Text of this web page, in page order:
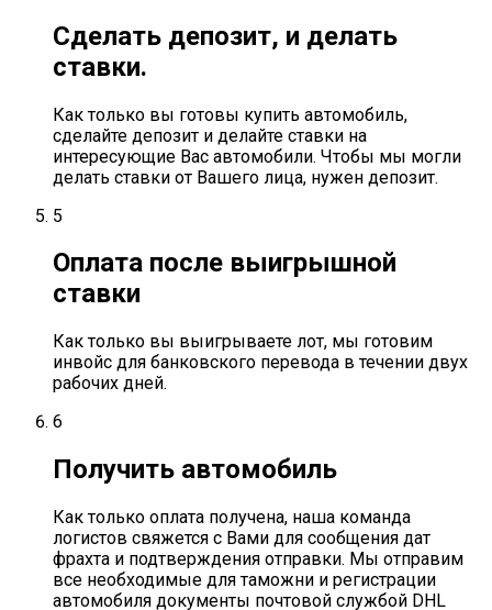
Сделать депозит, и делать
ставки.
Как только вы готовы купить автомобиль,
сделайте депозит и делайте ставки на
интересующие Вас автомобили. Чтобы мы могли
делать ставки от Вашего лица, нужен депозит.
5
Оплата после выигрышной
ставки
Как только вы выигрываете лот, мы готовим
инвойс для банковского перевода в течении двух
рабочих дней.
6
Получить автомобиль
Как только оплата получена, наша команда
логистов свяжется с Вами для сообщения дат
фрахта и подтверждения отправки. Мы отправим
все необходимые для таможни и регистрации
автомобиля документы почтовой службой DHL